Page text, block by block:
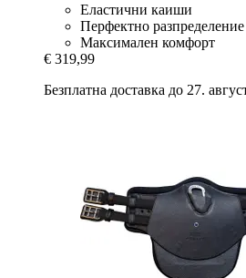
Еластични каиши
Перфектно
Максимален комфорт
€ 319,99
Безплатна доставка до 27.